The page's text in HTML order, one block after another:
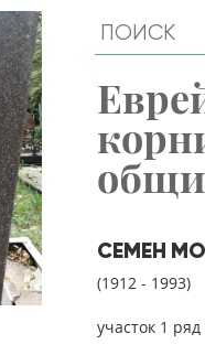
СЕМЕН
(1912 - 1993)
участок 1